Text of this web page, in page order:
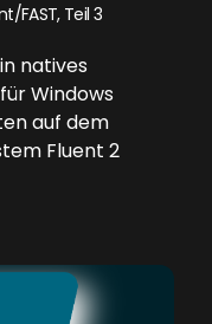
FAST, Teil 3
natives
Windows
auf dem
Fluent 2